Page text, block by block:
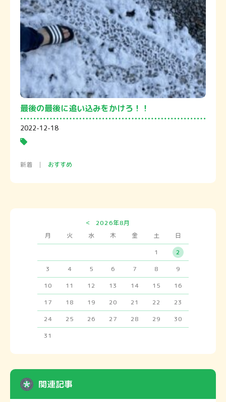
最後の最後に追い込みをかけろ！！
2022-12-18
新着 おすすめ
<
2026年8月
月
火 水 木 金 土
日
1
2
3
4 5 6 7 8
9
10
11 12 13 14 15
16
17
18 19 20 21 22
23
24
25 26 27 28 29
30
31
関連記事